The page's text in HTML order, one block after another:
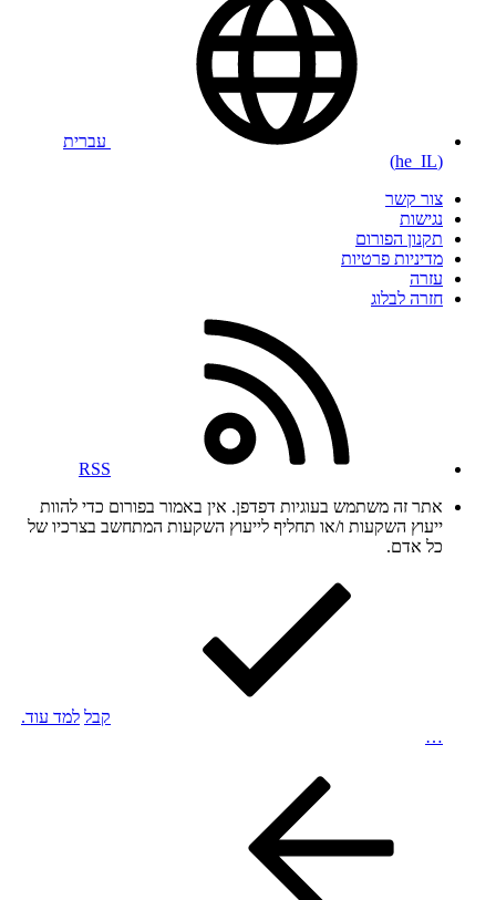
עברית
(he_IL)
צור קשר
נגישות
תקנון הפורום
מדיניות פרטיות
עזרה
חזרה לבלוג
RSS
אתר זה משתמש בעוגיות דפדפן. אין באמור בפורום כדי להוות
ייעוץ השקעות ו/או תחליף לייעוץ השקעות המתחשב בצרכיו של
כל אדם.
קבל למד עוד.
…